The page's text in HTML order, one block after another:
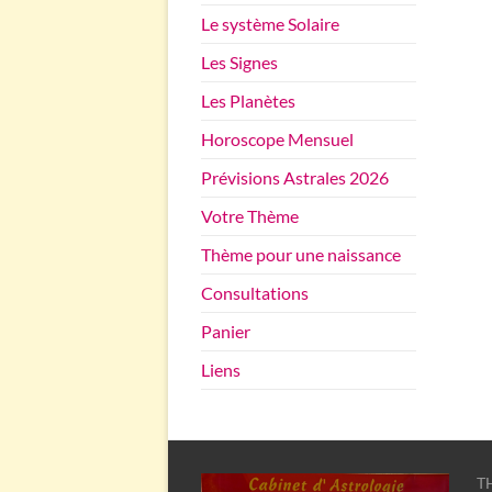
Le système Solaire
Les Signes
Les Planètes
Horoscope Mensuel
Prévisions Astrales 2026
Votre Thème
Thème pour une naissance
Consultations
Panier
Liens